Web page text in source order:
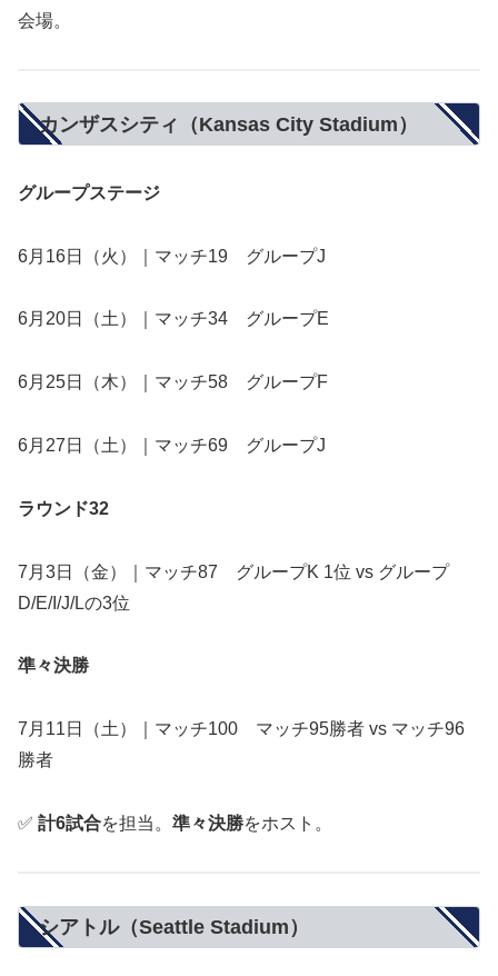
会場。
カンザスシティ（Kansas City Stadium）
グループステージ
6月16日（火）｜マッチ19 グループJ
6月20日（土）｜マッチ34 グループE
6月25日（木）｜マッチ58 グループF
6月27日（土）｜マッチ69 グループJ
ラウンド32
7月3日（金）｜マッチ87 グループK 1位 vs グループ
D/E/I/J/Lの3位
準々決勝
7月11日（土）｜マッチ100 マッチ95勝者 vs マッチ96
勝者
✅ 計6試合を担当。 準々決勝をホスト。
シアトル（Seattle Stadium）